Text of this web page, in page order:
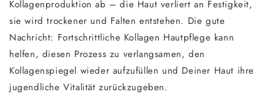
Kollagenproduktion ab – die Haut verliert an Festigkeit,
sie wird trockener und Falten entstehen. Die gute
Nachricht: Fortschrittliche Kollagen Hautpflege kann
helfen, diesen Prozess zu verlangsamen, den
Kollagenspiegel wieder aufzufüllen und Deiner Haut ihre
jugendliche Vitalität zurückzugeben.